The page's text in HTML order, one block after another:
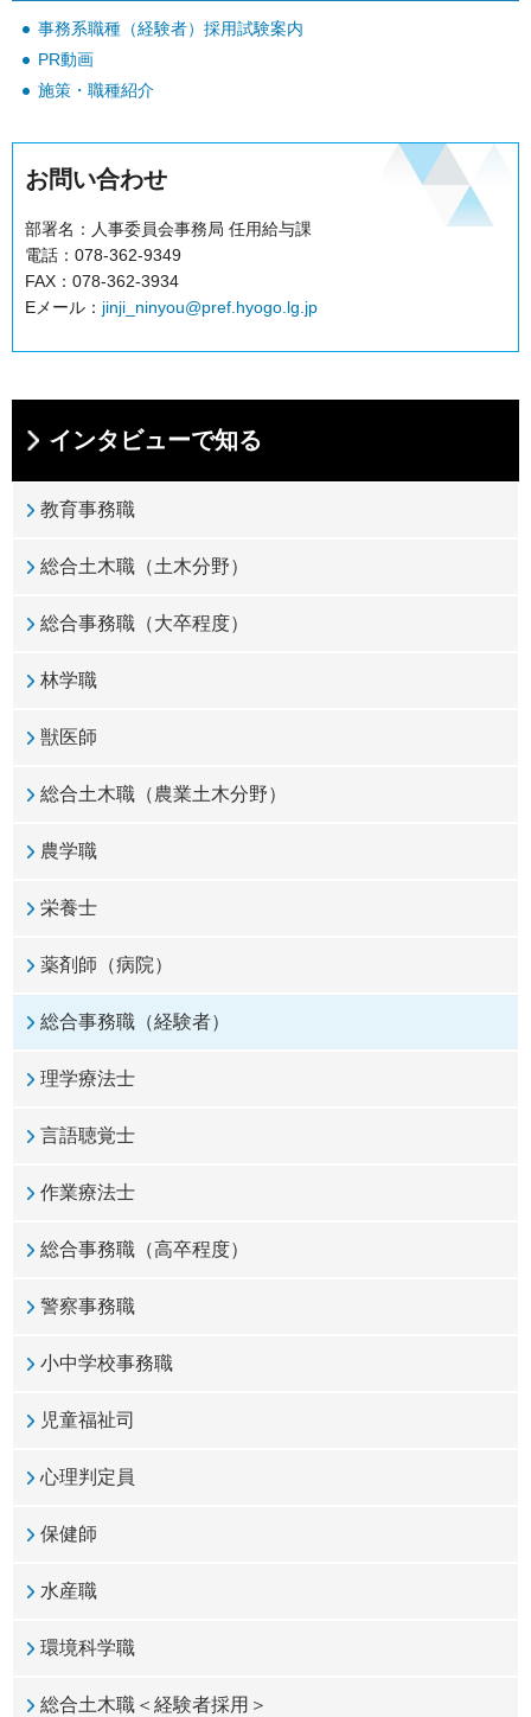
事務系職種（経験者）採用試験案内
PR動画
施策・職種紹介
お問い合わせ
部署名：人事委員会事務局 任用給与課
電話：078-362-9349
FAX：078-362-3934
Eメール： jinji_ninyou@pref.hyogo.lg.jp
インタビューで知る
教育事務職
総合土木職（土木分野）
総合事務職（大卒程度）
林学職
獣医師
総合土木職（農業土木分野）
農学職
栄養士
薬剤師（病院）
総合事務職（経験者）
理学療法士
言語聴覚士
作業療法士
総合事務職（高卒程度）
警察事務職
小中学校事務職
児童福祉司
心理判定員
保健師
水産職
環境科学職
総合土木職＜経験者採用＞